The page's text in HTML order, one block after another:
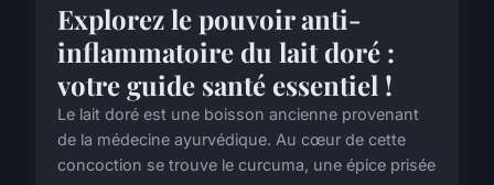
Explorez le pouvoir anti-
inflammatoire du lait doré :
votre guide santé essentiel !
Le lait doré est une boisson ancienne provenant
de la médecine ayurvédique. Au cœur de cette
concoction se trouve le curcuma, une épice prisée